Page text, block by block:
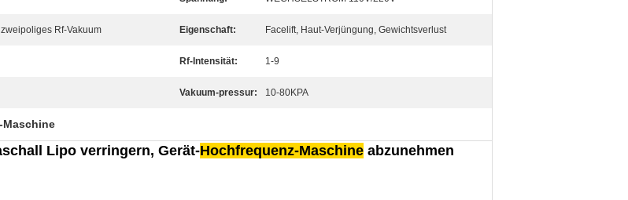
Rf-Vakuum Eigenschaft: Facelift, Haut-Verjüngung, Gewichtsverlust
Rf-Intensität: 1-9
Vakuum-pressur: 10-80KPA
Maschine
Lipo verringern, Gerät-Hochfrequenz-Maschine abzunehmen